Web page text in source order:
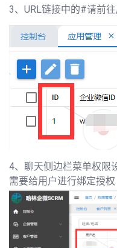
3、URL链接中的#请前
4、聊天侧边栏菜单权限
需要给用户进行绑定授权